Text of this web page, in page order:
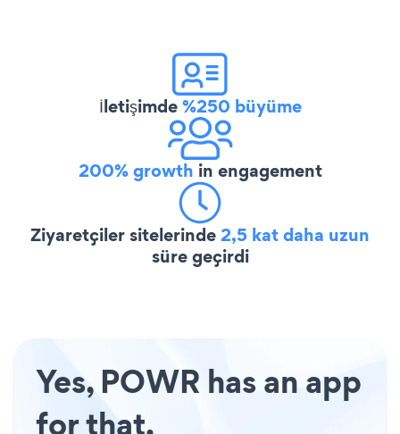
İletişimde%250 büyüme
200% growth in engagement
Ziyaretçiler sitelerinde2,5 kat daha uzun
süre geçirdi
Yes, POWR has an app
for that.